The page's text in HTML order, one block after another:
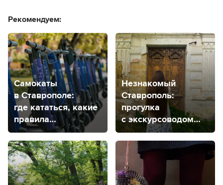
Рекомендуем:
Самокаты
в Ставрополе:
где кататься, какие
правила
и где купить?
Незнакомый
Ставрополь:
прогулка
с экскурсоводом
для тех, кто гулял
везде